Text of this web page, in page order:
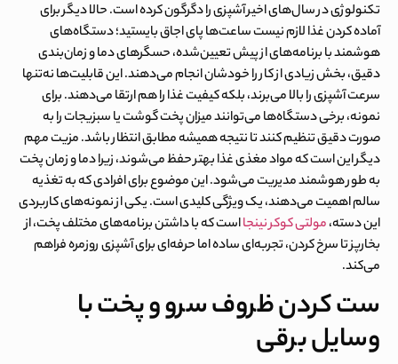
تکنولوژی در سال‌های اخیر آشپزی را دگرگون کرده است. حالا دیگر برای
آماده کردن غذا لازم نیست ساعت‌ها پای اجاق بایستید؛ دستگاه‌های
هوشمند با برنامه‌های از پیش تعیین‌شده، حسگرهای دما و زمان‌بندی
دقیق، بخش زیادی از کار را خودشان انجام می‌دهند. این قابلیت‌ها نه‌تنها
سرعت آشپزی را بالا می‌برند، بلکه کیفیت غذا را هم ارتقا می‌دهند. برای
نمونه، برخی دستگاه‌ها می‌توانند میزان پخت گوشت یا سبزیجات را به
صورت دقیق تنظیم کنند تا نتیجه همیشه مطابق انتظار باشد. مزیت مهم
دیگر این است که مواد مغذی غذا بهتر حفظ می‌شوند، زیرا دما و زمان پخت
به طور هوشمند مدیریت می‌شود. این موضوع برای افرادی که به تغذیه
سالم اهمیت می‌دهند، یک ویژگی کلیدی است. یکی از نمونه‌های کاربردی
این دسته،مولتی‌ کوکر نینجااست که با داشتن برنامه‌های مختلف پخت، از
بخارپز تا سرخ کردن، تجربه‌ای ساده اما حرفه‌ای برای آشپزی روزمره فراهم
می‌کند.
ست کردن ظروف سرو و پخت با
وسایل برقی